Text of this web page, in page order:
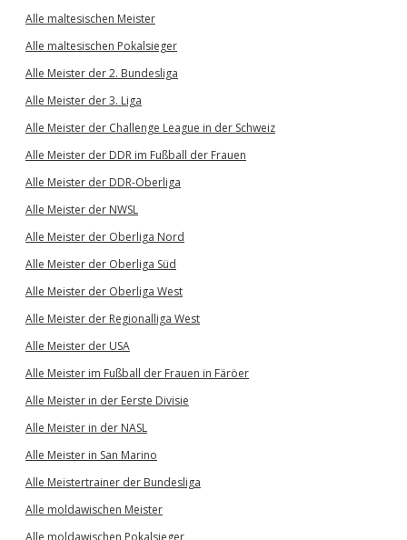
Alle maltesischen Meister
Alle maltesischen Pokalsieger
Alle Meister der 2. Bundesliga
Alle Meister der 3. Liga
Alle Meister der Challenge League in der Schweiz
Alle Meister der DDR im Fußball der Frauen
Alle Meister der DDR-Oberliga
Alle Meister der NWSL
Alle Meister der Oberliga Nord
Alle Meister der Oberliga Süd
Alle Meister der Oberliga West
Alle Meister der Regionalliga West
Alle Meister der USA
Alle Meister im Fußball der Frauen in Färöer
Alle Meister in der Eerste Divisie
Alle Meister in der NASL
Alle Meister in San Marino
Alle Meistertrainer der Bundesliga
Alle moldawischen Meister
Alle moldawischen Pokalsieger